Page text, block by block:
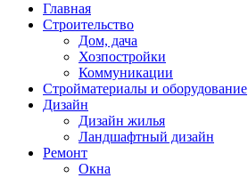
Главная
Строительство
Дом, дача
Хозпостройки
Коммуникации
Стройматериалы и оборудование
Дизайн
Дизайн жилья
Ландшафтный дизайн
Ремонт
Окна